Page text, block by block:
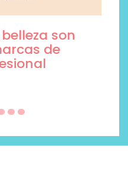
son
de